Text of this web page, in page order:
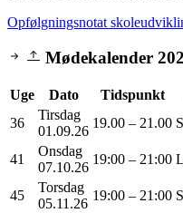
Opfølgningsnotat
Mødekalender
Uge Dato Tidspunkt
36
Tirsdag
01.09.26
19.00 – 21.00
41
Onsdag
07.10.26
19:00 – 21:00
45
Torsdag
05.11.26
19:00 – 21:00